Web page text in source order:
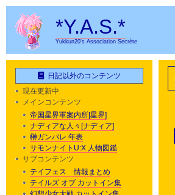
*Y.A.S.*
Yukkun20's Association Secrète
日記以外のコンテンツ
現在更新中
メインコンテンツ
帝国星界軍案内所[星界]
ナディアな人々[ナディア]
榊ガンパレ 年表
サモンナイトU:X 人物図鑑
サブコンテンツ
テイフェス 情報まとめ
テイルズ オブ カットイン集